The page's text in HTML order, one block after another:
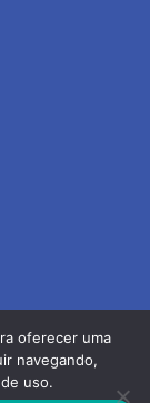
oferecer uma
navegando,
uso.